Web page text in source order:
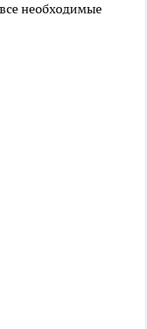
необходимые